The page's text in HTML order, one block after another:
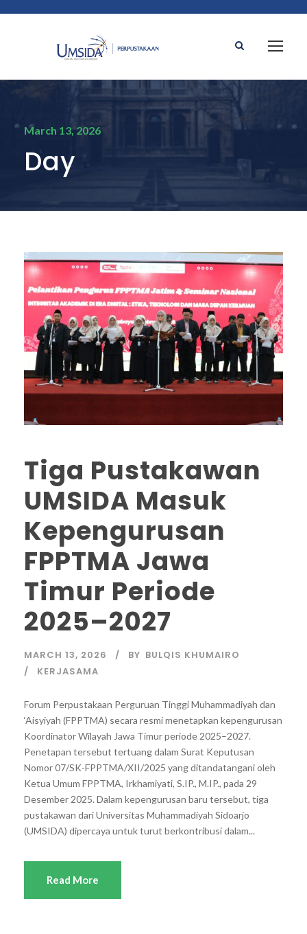
March 13, 2026
Day
Tiga Pustakawan
UMSIDA Masuk
Kepengurusan
FPPTMA Jawa
Timur Periode
2025–2027
MARCH 13, 2026 BY BULQIS KHUMAIRO
KERJASAMA
Forum Perpustakaan Perguruan Tinggi Muhammadiyah dan
‘Aisyiyah (FPPTMA) secara resmi menetapkan kepengurusan
Koordinator Wilayah Jawa Timur periode 2025–2027.
Penetapan tersebut tertuang dalam Surat Keputusan
Nomor 07/SK-FPPTMA/XII/2025 yang ditandatangani oleh
Ketua Umum FPPTMA, Irkhamiyati, S.IP., M.IP., pada 29
Desember 2025. Dalam kepengurusan baru tersebut, tiga
pustakawan dari Universitas Muhammadiyah Sidoarjo
(UMSIDA) dipercaya untuk turut berkontribusi dalam...
Read More